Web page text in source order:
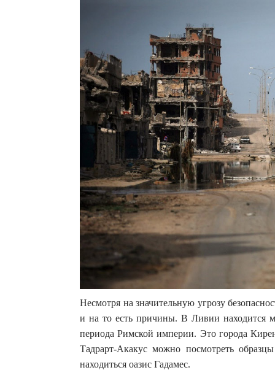
Несмотря на значительную угрозу
и на то есть причины. В Ливии находится
периода Римской империи. Это города
Тадрарт-Акакус можно посмотреть
находиться оазис Гадамес.